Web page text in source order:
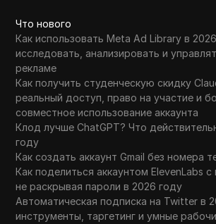
Что нового
Как использовать Meta Ad Library в
исследовать, анализировать и
рекламе
Как получить студенческую скидку
реальный доступ, право на участие и
совместное использование аккаунта
Клод лучше ChatGPT? Что
году
Как создать аккаунт Gmail без номера
Как поделиться аккаунтом ElevenLabs
не раскрывая пароли в 2026 году
Автоматическая подписка на Twitter в
инструменты, таргетинг и умные